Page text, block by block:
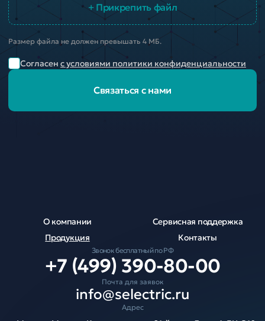
+ Прикрепить файл
Размер файла не должен превышать 4 МБ.
Согласен с условиями политики конфиденциальности
Связаться с нами
О компании
Продукция
Сервисная поддержка
Контакты
Звонок бесплатный по РФ
+7 (499) 390-80-00
Почта для заявок
info@selectric.ru
Адрес